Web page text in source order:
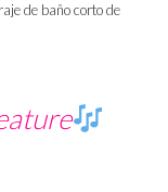
de baño corto de